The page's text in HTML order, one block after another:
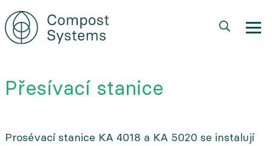
Přejít
k
hlavnímu
Přesívací stanice
Prosévací stanice KA 4018 a KA 5020 se instalují